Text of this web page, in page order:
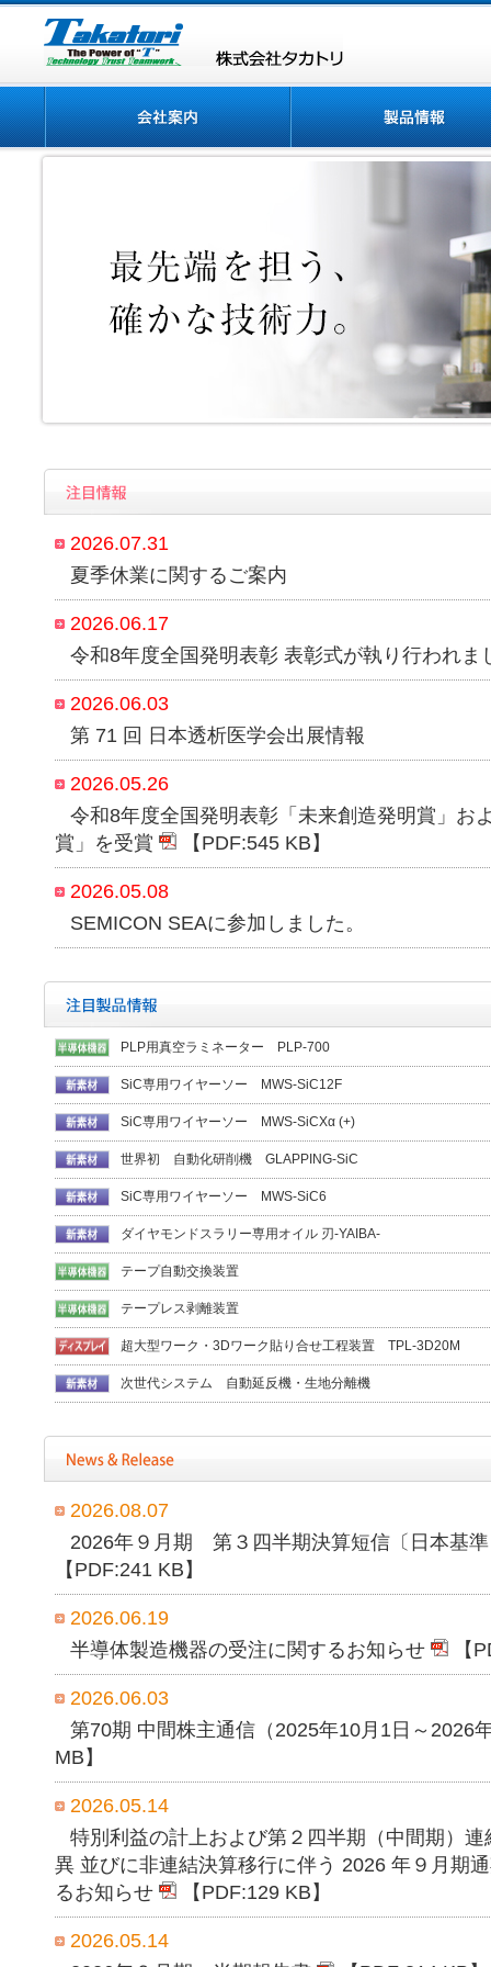
2026.07.31
夏季休業に関するご案内
2026.06.17
令和8年度全国発明表彰 表彰式が執り行われま
2026.06.03
第 71 回 日本透析医学会出展情報
2026.05.26
令和8年度全国発明表彰「未来創造発明賞」お
賞」を受賞
【PDF:545 KB】
2026.05.08
SEMICON SEAに参加しました。
PLP用真空ラミネーター PLP-700
SiC専用ワイヤーソー MWS-SiC12F
SiC専用ワイヤーソー MWS-SiCXα (+)
世界初 自動化研削機 GLAPPING-SiC
SiC専用ワイヤーソー MWS-SiC6
ダイヤモンドスラリー専用オイル 刃-YAIBA-
テープ自動交換装置
テープレス剥離装置
超大型ワーク・3Dワーク貼り合せ工程装置 TPL-3D20M
次世代システム 自動延反機・生地分離機
2026.08.07
2026年９月期 第３四半期決算短信〔日本基
【PDF:241 KB】
2026.06.19
半導体製造機器の受注に関するお知らせ
【
2026.06.03
第70期 中間株主通信（2025年10月1日～2026
MB】
2026.05.14
特別利益の計上および第２四半期（中間期）
異 並びに非連結決算移行に伴う 2026 年９月期
るお知らせ
【PDF:129 KB】
2026.05.14